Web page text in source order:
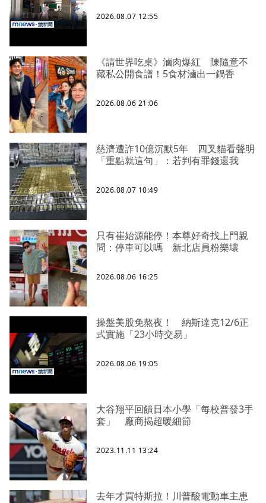
2026.08.07 12:55
《請世界吃桌》滷肉爆紅 陳隨意不
藏私公開食譜！5食材滷出一鍋香
2026.08.06 21:06
慈濟遭詐10億沉默5年 四叉貓看聲明
「重點就這句」：若判有罪錢還我
2026.08.07 10:49
只有崔始源能停！本尊好奇找上門親
問：停車可以嗎 新北店員粉樂壞
2026.08.06 16:25
操盤美股免熬夜！ 納斯達克12/6正
式實施「23小時交易」
2026.08.06 19:05
大谷翔平回饋日本小學「每校普發3手
套」 廠商揭超暖細節
2023.11.11 13:24
去年才買特斯拉！川普酸電動車主患